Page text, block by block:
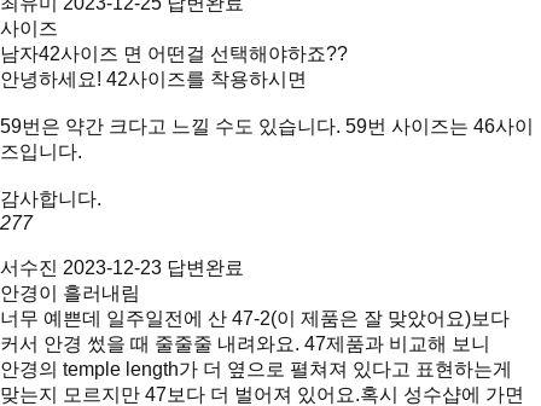
사이즈
남자42사이즈 면 어떤걸 선택해야하죠??
안녕하세요! 42사이즈를 착용하시면
59번은 약간 크다고 느낄 수도 있습니다. 59번 사이즈는 46사이
즈입니다.
감사합니다.
277
서수진 2023-12-23 답변완료
안경이 흘러내림
너무 예쁜데 일주일전에 산 47-2(이 제품은 잘 맞았어요)보다
커서 안경 썼을 때 줄줄줄 내려와요. 47제품과 비교해 보니
안경의 temple length가 더 옆으로 펼쳐져 있다고 표현하는게
맞는지 모르지만 47보다 더 벌어져 있어요.혹시 성수샵에 가면